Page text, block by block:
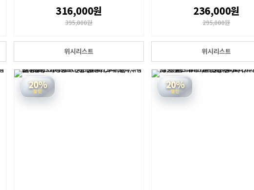
316,000원
395,000원
위시리스트
236,000원
295,000원
위시리스트
20%
할인
20%
할인